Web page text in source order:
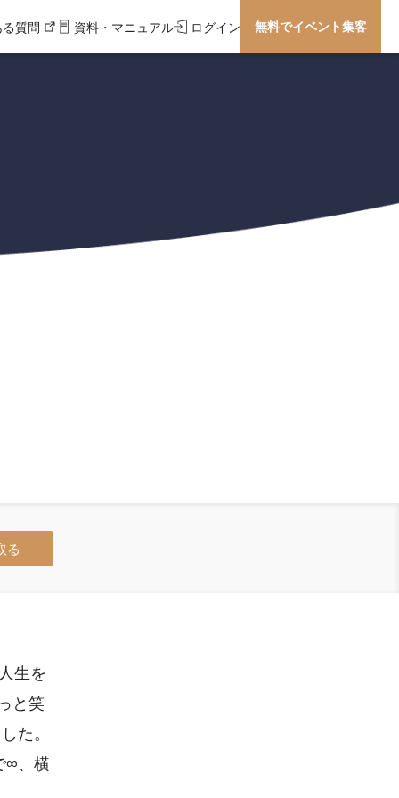
質問 資料・マニュアル ログイン 無料でイベント集客
る
生を
と笑
た。
∞、横